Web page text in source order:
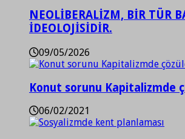
NEOLİBERALİZM, BİR TÜR
İDEOLOJİSİDİR.
09/05/2026
Konut sorunu Kapitalizmde
06/02/2021